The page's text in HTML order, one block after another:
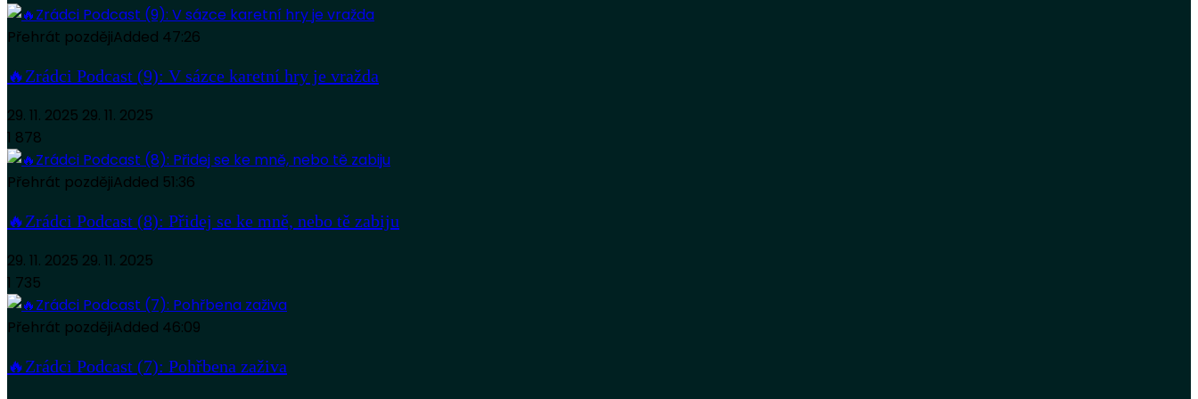
Přehrát pozdějiAdded 47:26
🔥Zrádci Podcast (9): V sázce karetní hry je vražda
29. 11. 2025 29. 11. 2025
1 878
Přehrát pozdějiAdded 51:36
🔥Zrádci Podcast (8): Přidej se ke mně, nebo tě zabiju
29. 11. 2025 29. 11. 2025
1 735
Přehrát pozdějiAdded 46:09
🔥Zrádci Podcast (7): Pohřbena zaživa